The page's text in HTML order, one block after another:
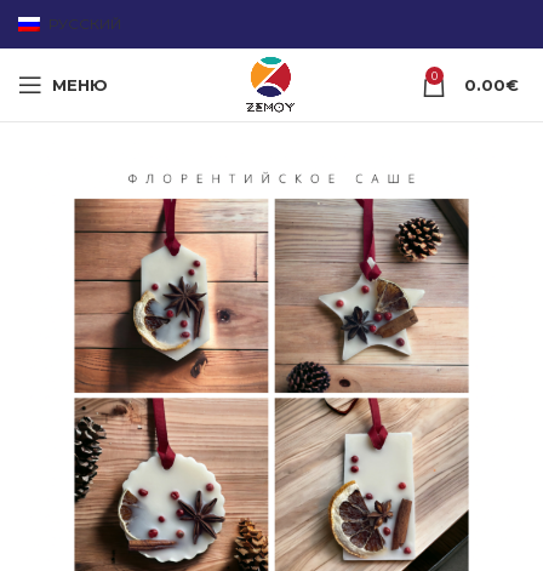
РУССКИЙ
МЕНЮ 0 0.00€